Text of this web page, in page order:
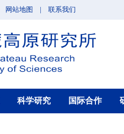
网站地图 联系我们
科学研究 国际合作